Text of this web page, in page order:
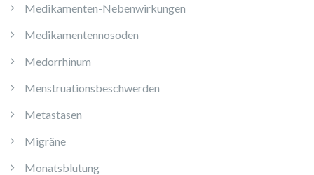
Medikamenten-Nebenwirkungen
Medikamentennosoden
Medorrhinum
Menstruationsbeschwerden
Metastasen
Migräne
Monatsblutung